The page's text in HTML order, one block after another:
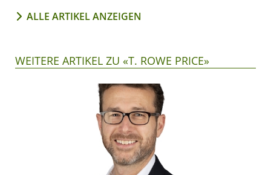
ALLE ARTIKEL ANZEIGEN
WEITERE ARTIKEL ZU «T. ROWE PRICE»